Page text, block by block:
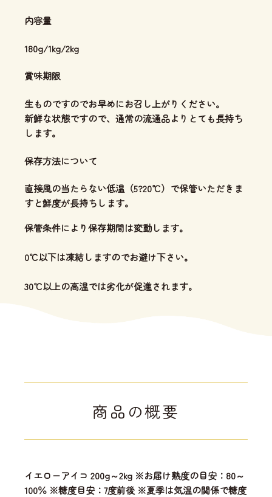
内容量
180g/1kg/2kg
賞味期限
生ものですのでお早めにお召し上がりください。
新鮮な状態ですので、通常の流通品よりとても長持ち
します。
保存方法について
直接風の当たらない低温（5?20℃）で保管いただきま
すと鮮度が長持ちします。
保管条件により保存期間は変動します。
0℃以下は凍結しますのでお避け下さい。
30℃以上の高温では劣化が促進されます。
商品の概要
イエローアイコ 200g～2kg ※お届け熟度の目安：80～
100％ ※糖度目安：7度前後 ※夏季は気温の関係で糖度